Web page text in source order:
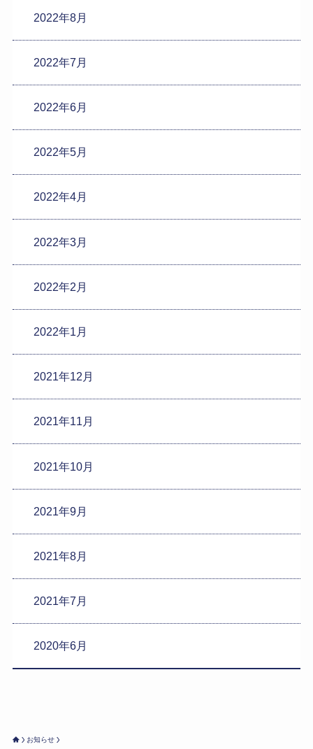
2022年8月
2022年7月
2022年6月
2022年5月
2022年4月
2022年3月
2022年2月
2022年1月
2021年12月
2021年11月
2021年10月
2021年9月
2021年8月
2021年7月
2020年6月
お知らせ